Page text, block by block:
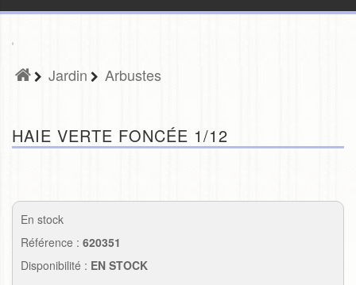
Jardin Arbustes
HAIE VERTE FONCÉE 1/12
En stock
Référence : 620351
Disponibilité : EN STOCK